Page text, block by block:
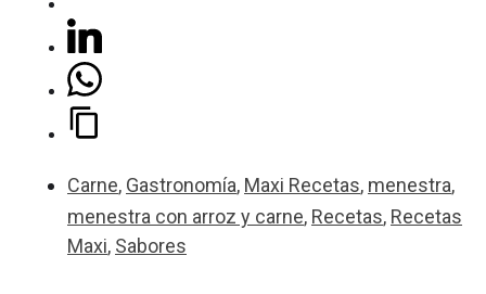
Carne, Gastronomía, Maxi Recetas, menestra,
menestra con arroz y carne, Recetas, Recetas
Maxi, Sabores